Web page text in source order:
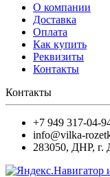
О компании
Доставка
Оплата
Как купить
Реквизиты
Контакты
Контакты
+7 949 317-04-
info@vilka-
283050, ДНР, г.